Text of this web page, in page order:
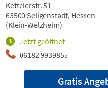
06182 9939855
Jetzt geöffnet
Kettelerstr. 51
63500 Seligenstadt, Hessen
(Klein-Welzheim)
Gratis